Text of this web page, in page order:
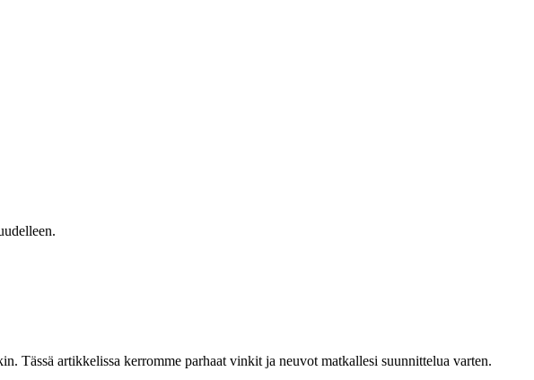
artikkelissa kerromme parhaat vinkit ja neuvot matkallesi suunnittelua varten.